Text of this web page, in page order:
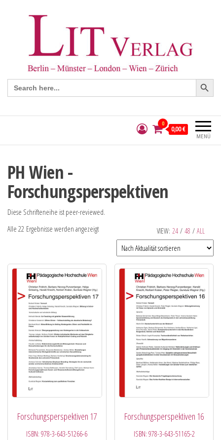
Search
for:
Search Button
MENÜ
0
0,00 €
PH Wien -
Forschungsperspektiven
Diese Schrifteneihe ist peer-reviewed.
VIEW: 24 / 48 / ALL
Alle 22 Ergebnisse werden angezeigt
Forschungsperspektiven 17
ISBN:978-3-643-51266-6
Forschungsperspektiven 16
ISBN: 978-3-643-51165-2